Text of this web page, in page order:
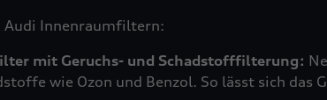
Audi Innenraumfiltern:
mit Geruchs- und Schadstofffilterung:
wie Ozon und Benzol. So lässt sich das